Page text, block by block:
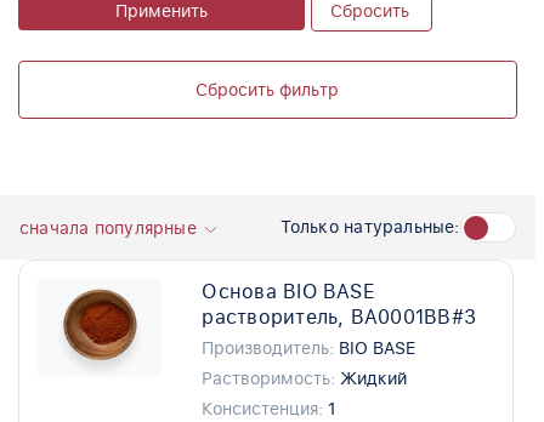
Применить Сбросить
Сбросить фильтр
сначала популярные Только натуральные:
Основа BIO BASE
растворитель, BA0001BB#3
Производитель: BIO BASE
Растворимость: Жидкий
Консистенция: 1